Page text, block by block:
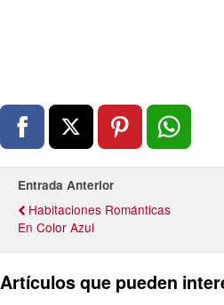
Entrada Anterior
Habitaciones Románticas
En Color Azul
Artículos que pueden